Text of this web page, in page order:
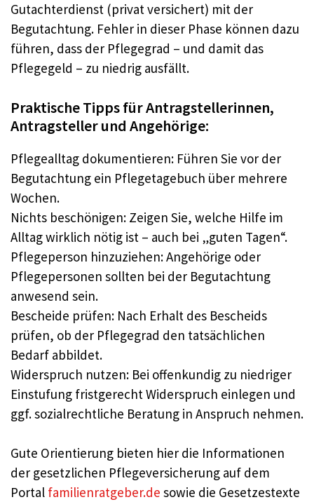
Gutachterdienst (privat versichert) mit der
Begutachtung. Fehler in dieser Phase können dazu
führen, dass der Pflegegrad – und damit das
Pflegegeld – zu niedrig ausfällt.
Praktische Tipps für Antragstellerinnen,
Antragsteller und Angehörige:
Pflegealltag dokumentieren: Führen Sie vor der
Begutachtung ein Pflegetagebuch über mehrere
Wochen.
Nichts beschönigen: Zeigen Sie, welche Hilfe im
Alltag wirklich nötig ist – auch bei „guten Tagen“.
Pflegeperson hinzuziehen: Angehörige oder
Pflegepersonen sollten bei der Begutachtung
anwesend sein.
Bescheide prüfen: Nach Erhalt des Bescheids
prüfen, ob der Pflegegrad den tatsächlichen
Bedarf abbildet.
Widerspruch nutzen: Bei offenkundig zu niedriger
Einstufung fristgerecht Widerspruch einlegen und
ggf. sozialrechtliche Beratung in Anspruch nehmen.
Gute Orientierung bieten hier die Informationen
der gesetzlichen Pflegeversicherung auf dem
Portal familienratgeber.de sowie die Gesetzestexte